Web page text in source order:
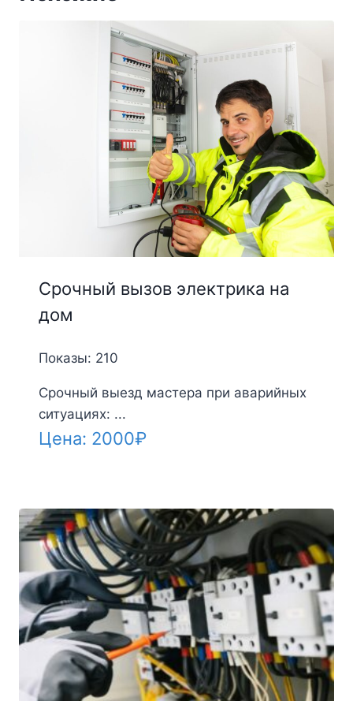
Срочный вызов электрика на
дом
Показы: 210
Срочный выезд мастера при аварийных
ситуациях: ...
Цена: 2000₽